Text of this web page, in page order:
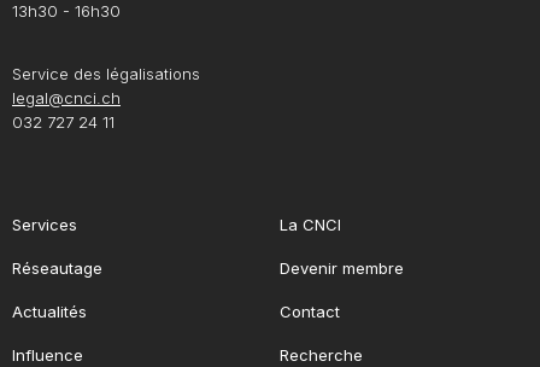
13h30 - 16h30
Service des légalisations
legal@cnci.ch
032 727 24 11
Services
Réseautage
Actualités
Influence
La CNCI
Devenir membre
Contact
Recherche